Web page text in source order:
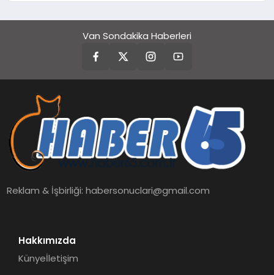
Van Sondakika Haberleri
Reklam & İşbirliği:habersonuclari@gmail.com
Hakkımızda
Künyeİletişim